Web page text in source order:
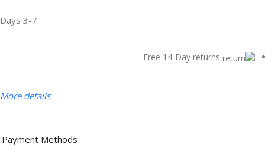
3-7 Days
Free 14-Day returns
More details
Payment Methods: